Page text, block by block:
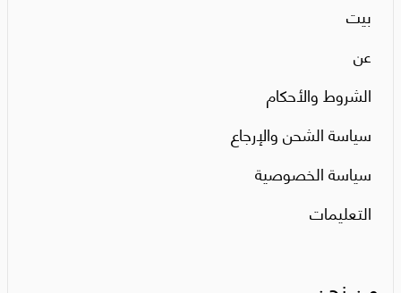
بيت
عن
الشروط والأحكام
سياسة الشحن والإرجاع
سياسة الخصوصية
التعليمات